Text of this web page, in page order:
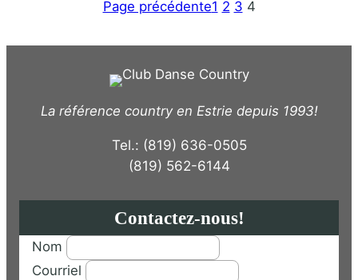
Page précédente1 2 3 4
La référence country en Estrie depuis 1993!
Tel.: (819) 636-0505
(819) 562-6144
Contactez-nous!
Nom
Courriel